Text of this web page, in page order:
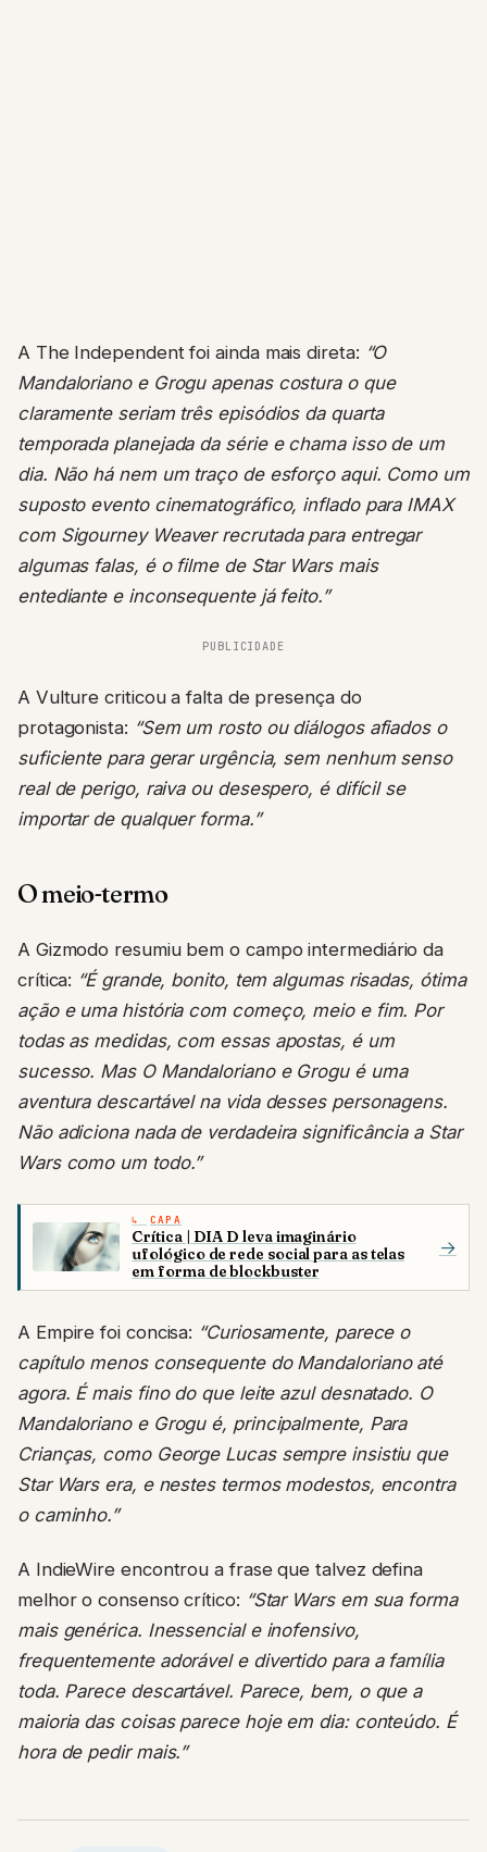
Mandaloriano e Grogu apenas costura o que
claramente seriam três episódios da quarta
temporada planejada da série e chama isso de um
dia. Não há nem um traço de esforço aqui. Como um
suposto evento cinematográfico, inflado para IMAX
com Sigourney Weaver recrutada para entregar
algumas falas, é o filme de Star Wars mais
entediante e inconsequente já feito.”
protagonista:“Sem um rosto ou diálogos afiados o
suficiente para gerar urgência, sem nenhum senso
real de perigo, raiva ou desespero, é difícil se
importar de qualquer forma.”
crítica:“É grande, bonito, tem algumas risadas, ótima
ação e uma história com começo, meio e fim. Por
todas as medidas, com essas apostas, é um
sucesso. Mas O Mandaloriano e Grogu é uma
aventura descartável na vida desses personagens.
Não adiciona nada de verdadeira significância a Star
Wars como um todo.”
Crítica | DIA D leva imaginário
ufológico de rede social para as telas
em forma de blockbuster
capítulo menos consequente do Mandaloriano até
agora. É mais fino do que leite azul desnatado. O
Mandaloriano e Grogu é, principalmente, Para
Crianças, como George Lucas sempre insistiu que
Star Wars era, e nestes termos modestos, encontra
o caminho.”
melhor o consenso crítico:“Star Wars em sua forma
mais genérica. Inessencial e inofensivo,
frequentemente adorável e divertido para a família
toda. Parece descartável. Parece, bem, o que a
maioria das coisas parece hoje em dia: conteúdo. É
hora de pedir mais.”